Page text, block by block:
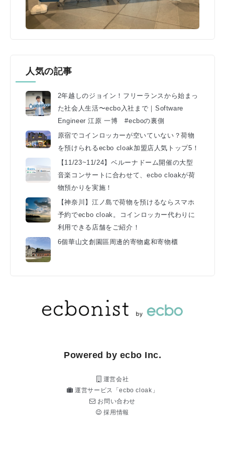
人気の記事
2年越しのジョイン！フリーランスから始まっ
た社会人生活〜ecbo入社まで｜Software
Engineer 江原 一博 #ecboの裏側
原宿でコインロッカーが空いていない？荷物
を預けられるecbo cloak加盟店人気トップ5！
【11/23~11/24】ベルーナドーム開催の大型
音楽コンサートに合わせて、ecbo cloakが荷
物預かりを実施！
【神奈川】江ノ島で荷物を預けるならスマホ
予約でecbo cloak。コインロッカー代わりに
利用できる店舗をご紹介！
6個華山文創園區周邊的寄物處和寄物櫃
Powered by ecbo Inc.
運営会社
運営サービス「ecbo cloak」
お問い合わせ
採用情報